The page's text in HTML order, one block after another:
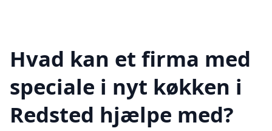
Hvad kan et firma med
speciale i nyt køkken i
Redsted hjælpe med?